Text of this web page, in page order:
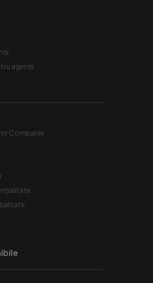
agenții
Companie